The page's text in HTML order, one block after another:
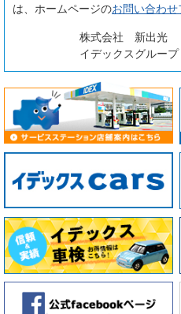
は、ホームページのお問い合わせ
株式会社 新出光
イデックスグループ